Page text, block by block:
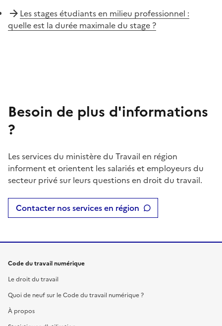
Les stages étudiants en milieu professionnel :
quelle est la durée maximale du stage ?
Besoin de plus d'informations
?
Les services du ministère du Travail en région
informent et orientent les salariés et employeurs du
secteur privé sur leurs questions en droit du travail.
Contacter nos services en région
Code du travail numérique
Le droit du travail
Quoi de neuf sur le Code du travail numérique ?
À propos